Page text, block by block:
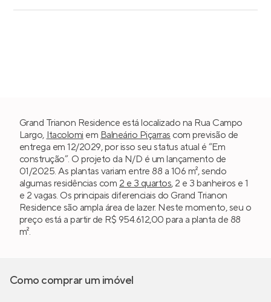
Grand Trianon Residence está localizado na Rua Campo
Largo, Itacolomi em Balneário Piçarras com previsão de
entrega em 12/2029, por isso seu status atual é “Em
construção”. O projeto da N/D é um lançamento de
01/2025. As plantas variam entre 88 a 106 m², sendo
algumas residências com 2 e 3 quartos, 2 e 3 banheiros e 1
e 2 vagas. Os principais diferenciais do Grand Trianon
Residence são ampla área de lazer. Neste momento, seu o
preço está a partir de R$ 954.612,00 para a planta de 88
m².
Como comprar um imóvel